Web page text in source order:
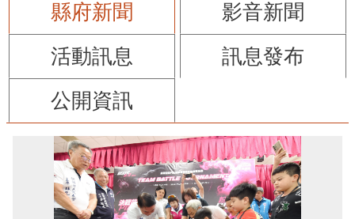
縣府新聞
影音新聞
活動訊息
訊息發布
公開資訊